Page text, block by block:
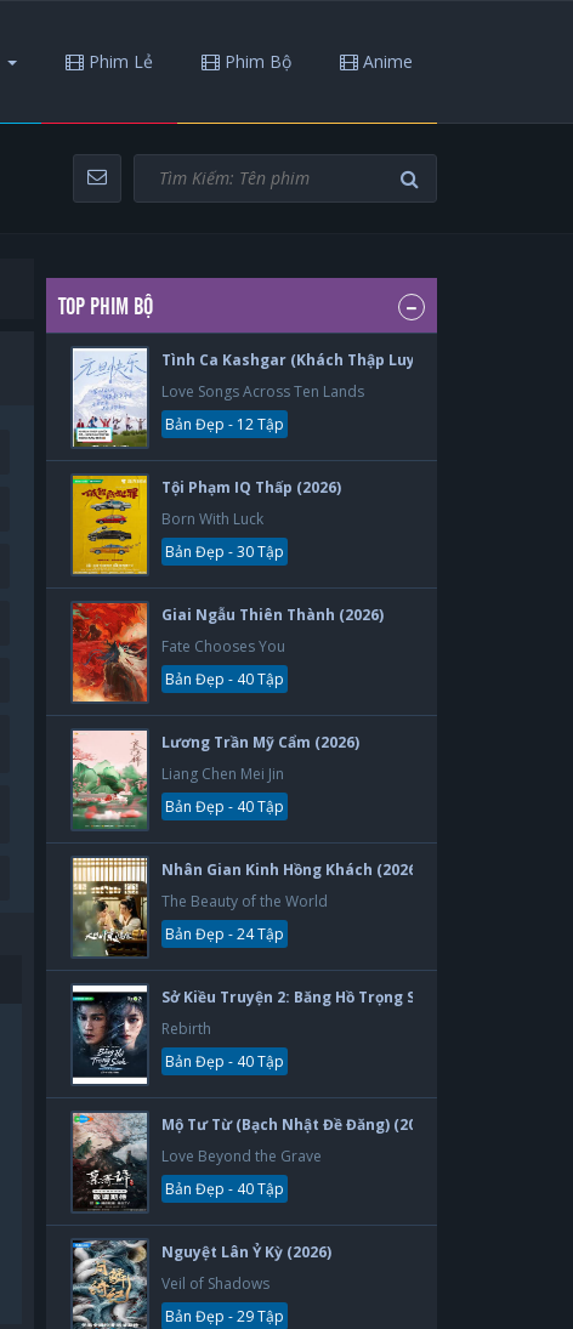
Phim Lẻ Phim Bộ Anime
TOP PHIM BỘ
Tình Ca Kashgar (Khách Thập Luyến Ca) (2026)
Love Songs Across Ten Lands
Bản Đẹp - 12 Tập
Tội Phạm IQ Thấp (2026)
Born With Luck
Bản Đẹp - 30 Tập
Giai Ngẫu Thiên Thành (2026)
Fate Chooses You
Bản Đẹp - 40 Tập
Lương Trần Mỹ Cẩm (2026)
Liang Chen Mei Jin
Bản Đẹp - 40 Tập
Nhân Gian Kinh Hồng Khách (2026)
The Beauty of the World
Bản Đẹp - 24 Tập
Sở Kiều Truyện 2: Băng Hồ Trọng Sinh (2026)
Rebirth
Bản Đẹp - 40 Tập
Mộ Tư Từ (Bạch Nhật Đề Đăng) (2026)
Love Beyond the Grave
Bản Đẹp - 40 Tập
Nguyệt Lân Ỷ Kỳ (2026)
Veil of Shadows
Bản Đẹp - 29 Tập